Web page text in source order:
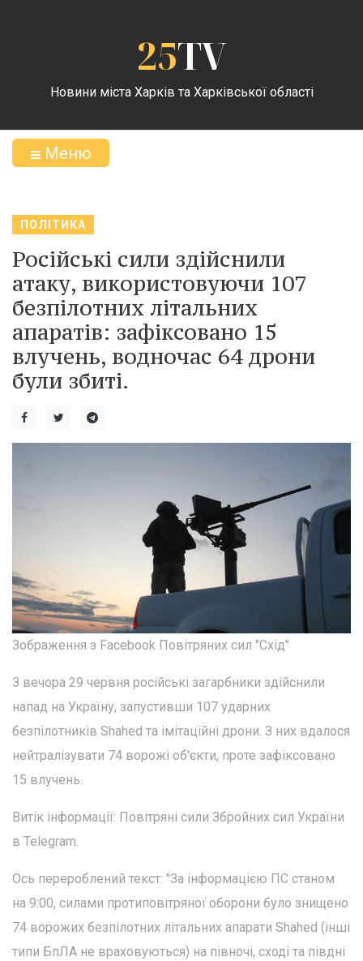
25TV
Новини міста Харків та Харківської області
Меню
ПОЛІТИКА
Російські сили здійснили
атаку, використовуючи 107
безпілотних літальних
апаратів: зафіксовано 15
влучень, водночас 64 дрони
були збиті.
Зображення з Facebook Повітряних сил "Схід"
З вечора 29 червня російські загарбники здійснили
напад на Україну, запустивши 107 ударних
безпілотників Shahed та імітаційні дрони. З них вдалося
нейтралізувати 74 ворожі об'єкти, проте зафіксовано
15 влучень.
Витік інформації: Повітряні сили Збройних сил України
в Telegram.
Ось перероблений текст: "За інформацією ПС станом
на 9:00, силами протиповітряної оборони було знищено
74 ворожих безпілотних літальних апарати Shahed (інші
типи БпЛА не враховуються) на півночі, сході та півдні